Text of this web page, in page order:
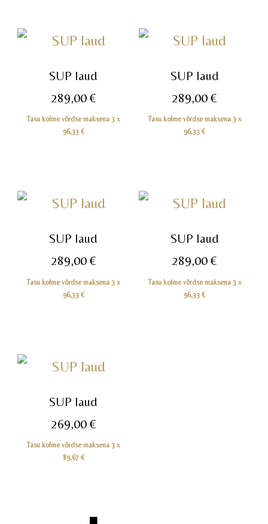
SUP laud
289,00 €
Tasu kolme võrdse maksena 3 x
96,33 €
SUP laud
289,00€
Tasu kolme võrdse maksena 3 x
96,33€
SUP laud
289,00 €
Tasu kolme võrdse maksena 3 x
96,33 €
SUP laud
289,00€
Tasu kolme võrdse maksena 3 x
96,33€
SUP laud
269,00 €
Tasu kolme võrdse maksena 3 x
89,67 €